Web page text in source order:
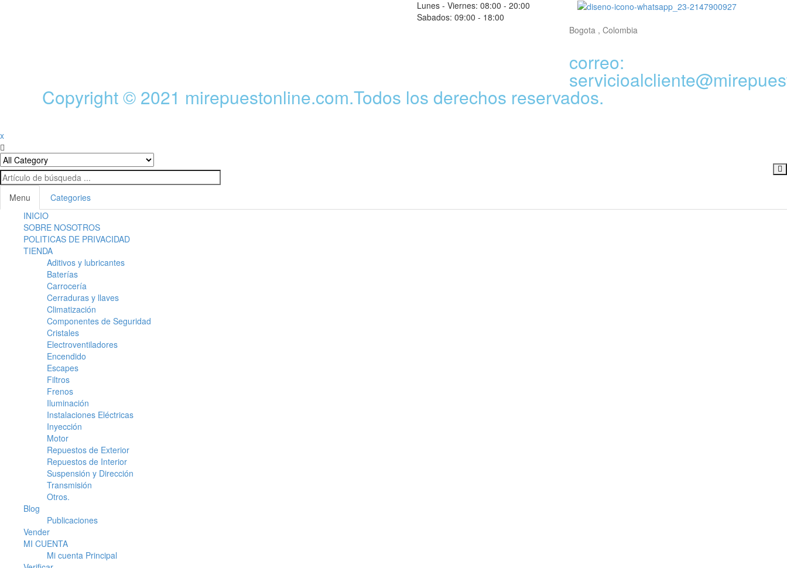
Lunes - Viernes: 08:00 - 20:00
Sabados: 09:00 - 18:00
Bogota , Colombia
correo:
Copyright © 2021 mirepuestonline.com.Todos los derechos reservados.
x
Menu
Categories
INICIO
SOBRE NOSOTROS
POLITICAS DE PRIVACIDAD
TIENDA
Aditivos y lubricantes
Baterías
Carrocería
Cerraduras y llaves
Climatización
Componentes de Seguridad
Cristales
Electroventiladores
Encendido
Escapes
Filtros
Frenos
Iluminación
Instalaciones Eléctricas
Inyección
Motor
Repuestos de Exterior
Repuestos de Interior
Suspensión y Dirección
Transmisión
Otros.
Blog
Publicaciones
Vender
MI CUENTA
Mi cuenta Principal